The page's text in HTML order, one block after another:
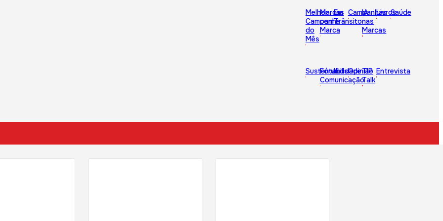
Melhor
Campanha
do
Mês
Marcas
com
Marca
Em
Trânsito
Campanhas
IA
nas
Marcas
LivrosSaúde
Sustentabilidade
Fórum
Comunicação
KidsOpinião
TIP
Talk
Entrevista